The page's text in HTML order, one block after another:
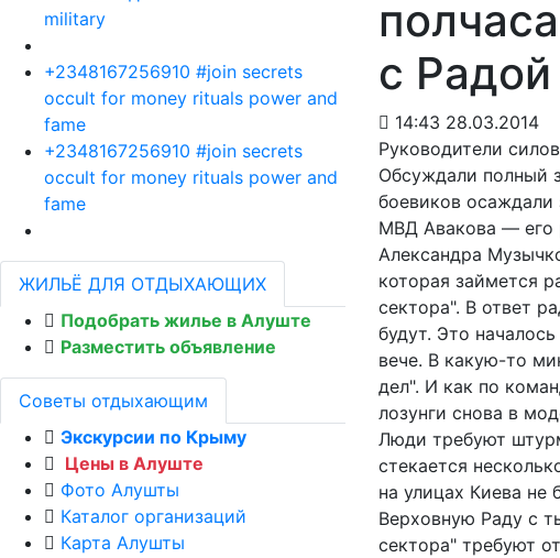
с Радой
14:43 28.03.2014
Руководители
Обсуждали полный
боевиков осаждали
МВД Авакова — его
Александра
которая займется
сектора". В ответ
будут. Это
вече. В какую-то
дел". И как по
лозунги снова в
Люди требуют
стекается
на улицах Киева не
Верховную Раду с
сектора" требуют
military
+2348167256910 #join secrets
occult for money rituals power and
fame
+2348167256910 #join secrets
occult for money rituals power and
fame
ЖИЛЬЁ ДЛЯ ОТДЫХАЮЩИХ
Подобрать жилье в Алуште
Разместить объявление
Советы отдыхающим
Экскурсии по Крыму
Цены в Алуште
Фото Алушты
Каталог организаций
Карта Алушты